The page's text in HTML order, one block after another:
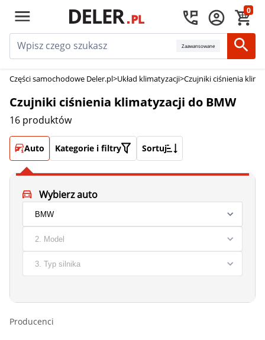
0
Zaawansowane
Części samochodowe Deler.pl>Układ klimatyzacji>Czujniki ciśnienia
Czujniki ciśnienia klimatyzacji do BMW
16 produktów
Auto Kategorie i filtry Sortuj
Wybierz auto
Producenci